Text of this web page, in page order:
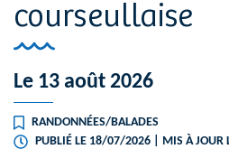
courseullaise
Le 13 août 2026
RANDONNÉES/BALADES
PUBLIÉ LE 18/07/2026 | MIS À JOUR